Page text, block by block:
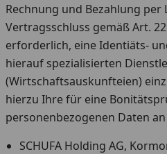
Rechnung und Bezahlung
Vertragsschluss gemäß Art. 22
erforderlich, eine Identiäts-
hierauf spezialisierten
(Wirtschaftsauskunfteien)
hierzu Ihre für eine
personenbezogenen Daten
SCHUFA Holding AG,